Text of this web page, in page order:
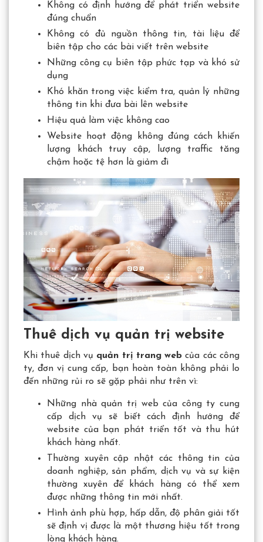
Không có định hướng để phát triển website
đúng chuẩn
Không có đủ nguồn thông tin, tài liệu để
biên tập cho các bài viết trên website
Những công cụ biên tập phức tạp và khó sử
dụng
Khó khăn trong việc kiểm tra, quản lý những
thông tin khi đưa bài lên website
Hiệu quả làm việc không cao
Website hoạt động không đúng cách khiến
lượng khách truy cập, lượng traffic tăng
chậm hoặc tệ hơn là giảm đi
Thuê dịch vụ quản trị website
Khi thuê dịch vụ quản trị trang web của các công
ty, đơn vị cung cấp, bạn hoàn toàn không phải lo
đến những rủi ro sẽ gặp phải như trên vì:
Những nhà quản trị web của công ty cung
cấp dịch vụ sẽ biết cách định hướng để
website của bạn phát triển tốt và thu hút
khách hàng nhất.
Thường xuyên cập nhật các thông tin của
doanh nghiệp, sản phẩm, dịch vụ và sự kiện
thường xuyên để khách hàng có thể xem
được những thông tin mới nhất.
Hình ảnh phù hợp, hấp dẫn, độ phân giải tốt
sẽ định vị được là một thương hiệu tốt trong
lòng khách hàng.